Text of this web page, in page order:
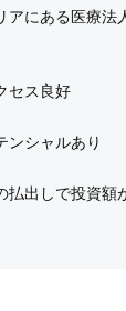
アにある医療法
セス良好
ンシャルあり
払出しで投資額